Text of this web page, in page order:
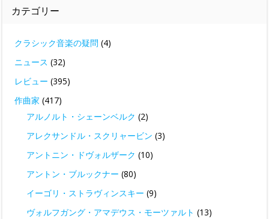
カテゴリー
クラシック音楽の疑問 (4)
ニュース (32)
レビュー (395)
作曲家 (417)
アルノルト・シェーンベルク (2)
アレクサンドル・スクリャービン (3)
アントニン・ドヴォルザーク (10)
アントン・ブルックナー (80)
イーゴリ・ストラヴィンスキー (9)
ヴォルフガング・アマデウス・モーツァルト (13)